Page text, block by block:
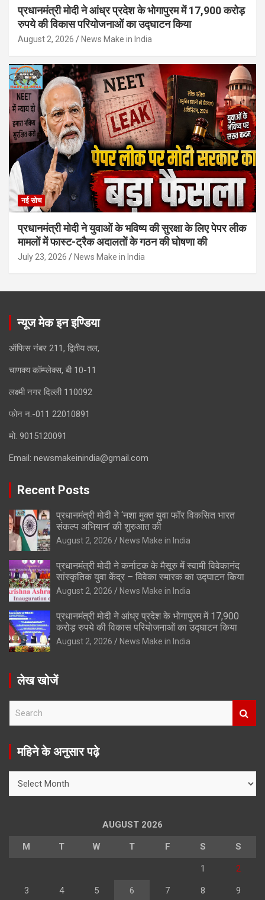
प्रधानमंत्री मोदी ने आंध्र प्रदेश के भोगापुरम में 17,900 करोड़
रुपये की विकास परियोजनाओं का उद्घाटन किया
August 2, 2026 News Make in India
नई सोच
प्रधानमंत्री मोदी ने युवाओं के भविष्य की सुरक्षा के लिए पेपर लीक
मामलों में फास्ट-ट्रैक अदालतों के गठन की घोषणा की
July 23, 2026 News Make in India
न्यूज मेक इन इण्डिया
ऑफिस नंबर 211, द्वितीय तल,
चाणक्य कॉम्प्लेक्स, बी 10-11
लक्ष्मी नगर दिल्ली 110092
फोन न.-011 22010891
मो. 9015120091
Email: newsmakeinindia@gmail.com
Recent Posts
प्रधानमंत्री मोदी ने ‘नशा मुक्त युवा फॉर विकसित भारत
संकल्प अभियान’ की शुरुआत की
August 2, 2026 News Make in India
प्रधानमंत्री मोदी ने कर्नाटक के मैसूरु में स्वामी विवेकानंद
सांस्कृतिक युवा केंद्र – विवेका स्मारक का उद्घाटन किया
August 2, 2026 News Make in India
प्रधानमंत्री मोदी ने आंध्र प्रदेश के भोगापुरम में 17,900
करोड़ रुपये की विकास परियोजनाओं का उद्घाटन किया
August 2, 2026 News Make in India
लेख खोजें
r
महिने के अनुसार पढ़े
AUGUST 2026
M T W T F S S
1 2
3 4 5 6 7 8 9